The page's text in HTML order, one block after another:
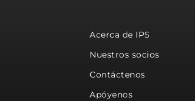
Acerca de IPS
Nuestros socios
Contáctenos
Apóyenos